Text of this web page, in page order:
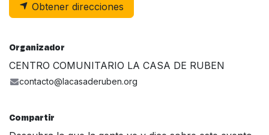
Obtener direcciones
Organizador
CENTRO COMUNITARIO LA CASA DE RUBEN
contacto@lacasaderuben.org
Compartir